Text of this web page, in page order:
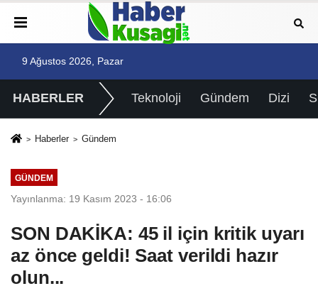
9 Ağustos 2026, Pazar
HABERLER Teknoloji Gündem Dizi
Haberler Gündem
GÜNDEM
Yayınlanma: 19 Kasım 2023 - 16:06
SON DAKİKA: 45 il için kritik uyarı
az önce geldi! Saat verildi hazır
olun...